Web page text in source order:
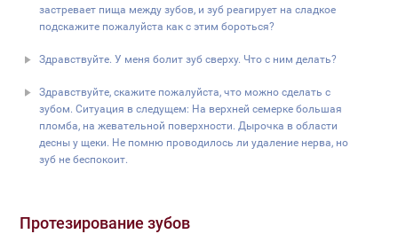
застревает пища между зубов, и зуб реагирует на сладкое
подскажите пожалуйста как с этим бороться?
Здравствуйте. У меня болит зуб сверху. Что с ним делать?
Здравствуйте, скажите пожалуйста, что можно сделать с
зубом. Ситуация в следущем: На верхней семерке большая
пломба, на жевательной поверхности. Дырочка в области
десны у щеки. Не помню проводилось ли удаление нерва, но
зуб не беспокоит.
Протезирование зубов